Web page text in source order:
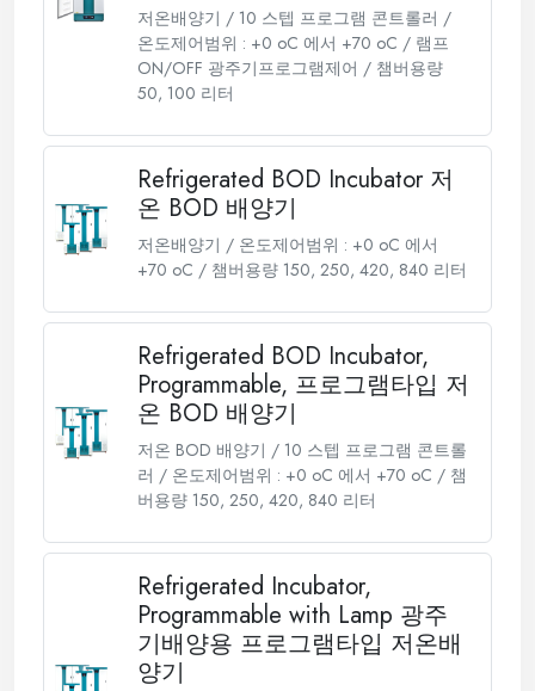
저온배양기 / 10 스텝 프로그램 콘트롤러 /
온도제어범위 : +0 oC 에서 +70 oC / 램프
ON/OFF 광주기프로그램제어 / 챔버용량
50, 100 리터
Refrigerated BOD Incubator 저
온 BOD 배양기
저온배양기 / 온도제어범위 : +0 oC 에서
+70 oC / 챔버용량 150, 250, 420, 840 리터
Refrigerated BOD Incubator,
Programmable, 프로그램타입 저
온 BOD 배양기
저온 BOD 배양기 / 10 스텝 프로그램 콘트롤
러 / 온도제어범위 : +0 oC 에서 +70 oC / 챔
버용량 150, 250, 420, 840 리터
Refrigerated Incubator,
Programmable with Lamp 광주
기배양용 프로그램타입 저온배
양기